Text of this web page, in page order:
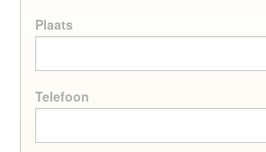
Plaats
Telefoon